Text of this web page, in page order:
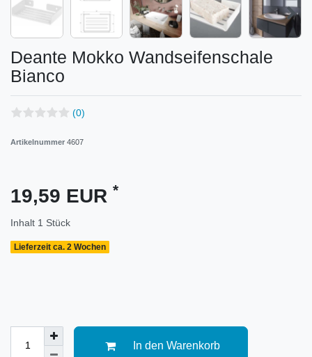
Deante Mokko Wandseifenschale
Bianco
(0)
Artikelnummer 4607
19,59 EUR *
Inhalt 1 Stück
Lieferzeit ca. 2 Wochen
In den Warenkorb